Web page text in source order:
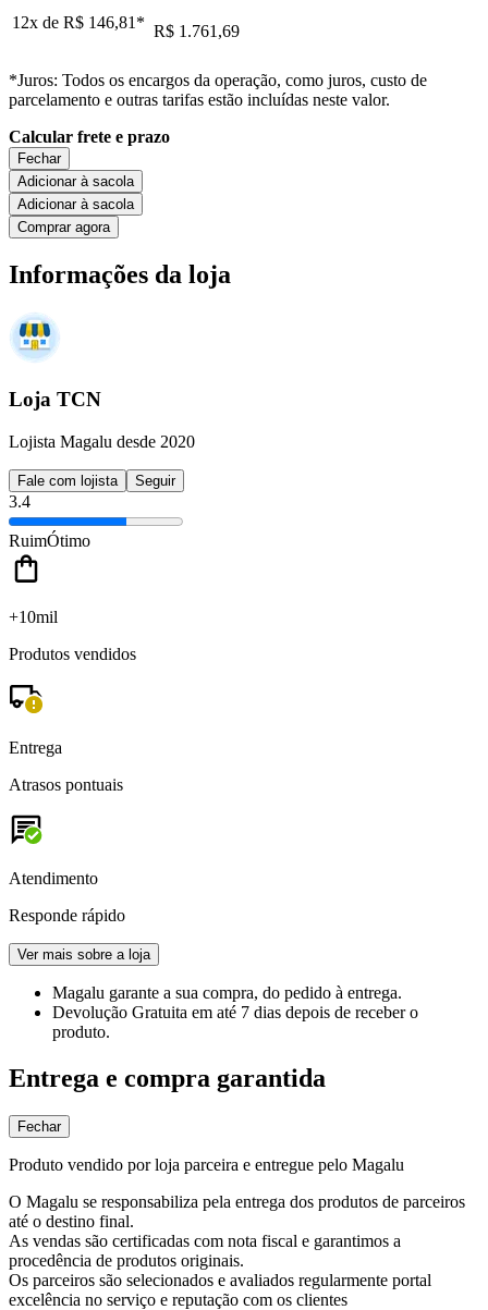
12x de R$ 146,81 * R$ 1.761,69
*Juros: Todos os encargos da operação, como juros, custo de
parcelamento e outras tarifas estão incluídas neste valor.
Calcular frete e prazo
Fechar
Adicionar à sacola
Adicionar à sacola
Comprar agora
Informações da loja
Loja TCN
Lojista Magalu desde 2020
Fale com lojista Seguir
3.4
RuimÓtimo
+10mil
Produtos vendidos
Entrega
Atrasos pontuais
Atendimento
Responde rápido
Ver mais sobre a loja
Magalu garante a sua compra, do pedido à entrega.
Devolução Gratuita em até 7 dias depois de receber o
produto.
Entrega e compra garantida
Fechar
Produto vendido por loja parceira e entregue pelo Magalu
O Magalu se responsabiliza pela entrega dos produtos de parceiros
até o destino final.
As vendas são certificadas com nota fiscal e garantimos a
procedência de produtos originais.
Os parceiros são selecionados e avaliados regularmente portal
excelência no serviço e reputação com os clientes